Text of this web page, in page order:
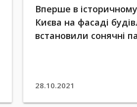
Вперше в
Києва на фасаді
встановили сонячні
28.10.2021